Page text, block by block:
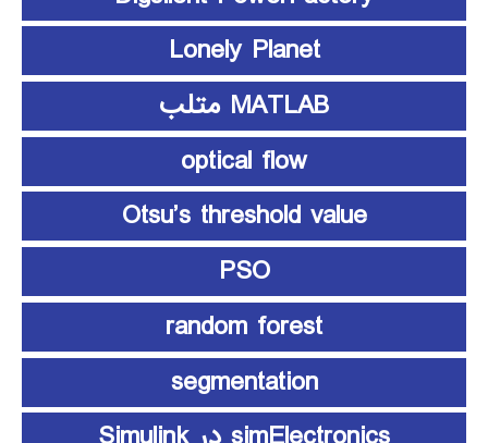
Lonely Planet
MATLAB متلب
optical flow
Otsu’s threshold value
PSO
random forest
segmentation